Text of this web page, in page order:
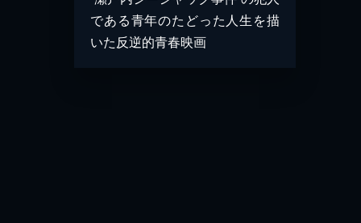
である青年のたどった人生を描
いた反逆的青春映画